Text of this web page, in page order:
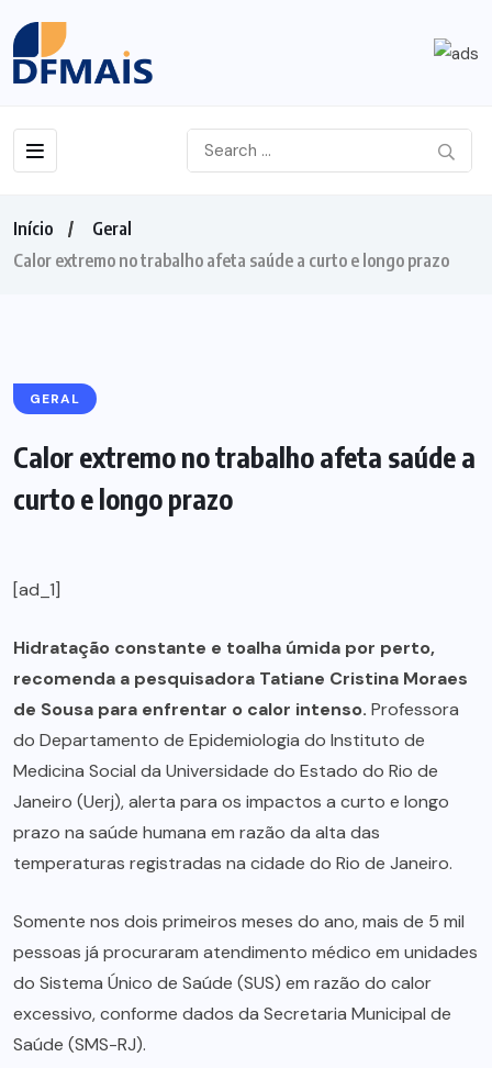
Início
Geral
Calor extremo no trabalho afeta saúde a curto e longo prazo
GERAL
Calor extremo no trabalho afeta saúde a
curto e longo prazo
[ad_1]
Hidratação constante e toalha úmida por perto,
recomenda a pesquisadora Tatiane Cristina Moraes
de Sousa para enfrentar o calor intenso. Professora
do Departamento de Epidemiologia do Instituto de
Medicina Social da Universidade do Estado do Rio de
Janeiro (Uerj), alerta para os impactos a curto e longo
prazo na saúde humana em razão da alta das
temperaturas registradas na cidade do Rio de Janeiro.
Somente nos dois primeiros meses do ano, mais de 5 mil
pessoas já procuraram atendimento médico em unidades
do Sistema Único de Saúde (SUS) em razão do calor
excessivo, conforme dados da Secretaria Municipal de
Saúde (SMS-RJ).